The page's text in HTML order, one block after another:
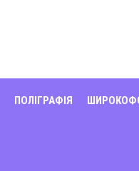
ПОЛІГРАФІЯ